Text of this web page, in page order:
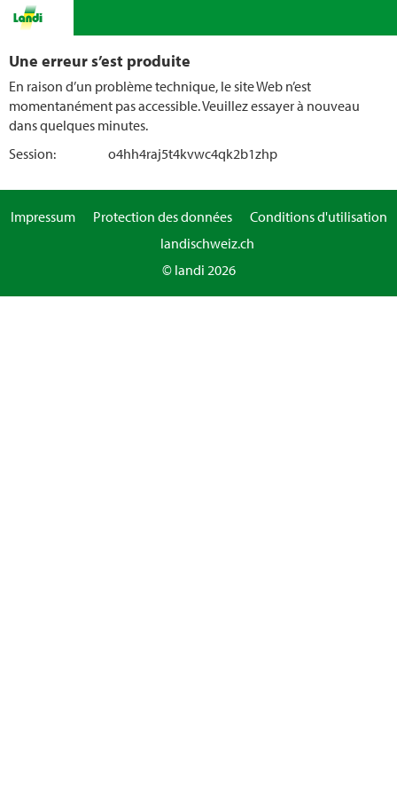
Une erreur s’est produite
En raison d’un problème technique, le site Web n’est
momentanément pas accessible. Veuillez essayer à nouveau
dans quelques minutes.
Session:
o4hh4raj5t4kvwc4qk2b1zhp
Impressum Protection des données
Conditions d'utilisation
landischweiz.ch
© landi 2026